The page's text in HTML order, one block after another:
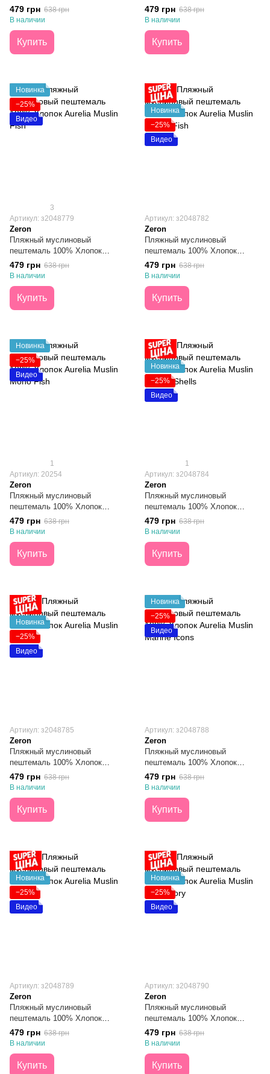
Aurelia Muslin Butterflies
100х180
479 грн 638 грн
В наличии
Купить
Aurelia Muslin Elephants
100х180
479 грн 638 грн
В наличии
Купить
Новинка
−25%
Видео
3
Артикул: з2048779
Zeron
Пляжный муслиновый
пештемаль 100% Хлопок
Aurelia Muslin Fish 100х180
479 грн 638 грн
В наличии
Купить
Новинка
−25%
Видео
Артикул: з2048782
Zeron
Пляжный муслиновый
пештемаль 100% Хлопок
Aurelia Muslin Ocean Fish
100х180
479 грн 638 грн
В наличии
Купить
Новинка
−25%
Видео
1
Артикул: 20254
Zeron
Пляжный муслиновый
пештемаль 100% Хлопок
Aurelia Muslin Mono Fish
100х180
479 грн 638 грн
В наличии
Купить
Новинка
−25%
Видео
1
Артикул: з2048784
Zeron
Пляжный муслиновый
пештемаль 100% Хлопок
Aurelia Muslin Marine Shells
100х180
479 грн 638 грн
В наличии
Купить
Новинка
−25%
Видео
Артикул: з2048785
Zeron
Пляжный муслиновый
пештемаль 100% Хлопок
Aurelia Muslin Nautical 100х180
479 грн 638 грн
В наличии
Купить
Новинка
−25%
Видео
Артикул: з2048788
Zeron
Пляжный муслиновый
пештемаль 100% Хлопок
Aurelia Muslin Marine Icons
100х180
479 грн 638 грн
В наличии
Купить
Новинка
−25%
Видео
Артикул: з2048789
Zeron
Пляжный муслиновый
пештемаль 100% Хлопок
Aurelia Muslin Sailing 100х180
479 грн 638 грн
В наличии
Купить
Новинка
−25%
Видео
Артикул: з2048790
Zeron
Пляжный муслиновый
пештемаль 100% Хлопок
Aurelia Muslin Love Story
100х180
479 грн 638 грн
В наличии
Купить